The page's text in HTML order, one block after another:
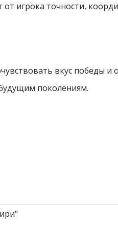
игрока точности,
вкус победы
поколениям.